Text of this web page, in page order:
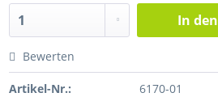
In den
Bewerten
Artikel-Nr.:
6170-01